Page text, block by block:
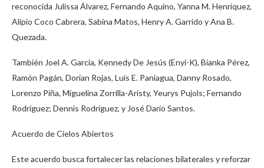
reconocida Julissa Álvarez, Fernando Aquino, Yanna M. Henríquez,
Alipio Coco Cabrera, Sabina Matos, Henry A. Garrido y Ana B.
Quezada.
También Joel A. García, Kennedy De Jesús (Enyi-K), Bianka Pérez,
Ramón Pagán, Dorian Rojas, Luis E. Paniagua, Danny Rosado,
Lorenzo Piña, Miguelina Zorrilla-Aristy, Yeurys Pujols; Fernando
Rodríguez; Dennis Rodríguez, y José Darío Santos.
Acuerdo de Cielos Abiertos
Este acuerdo busca fortalecer las relaciones bilaterales y reforzar